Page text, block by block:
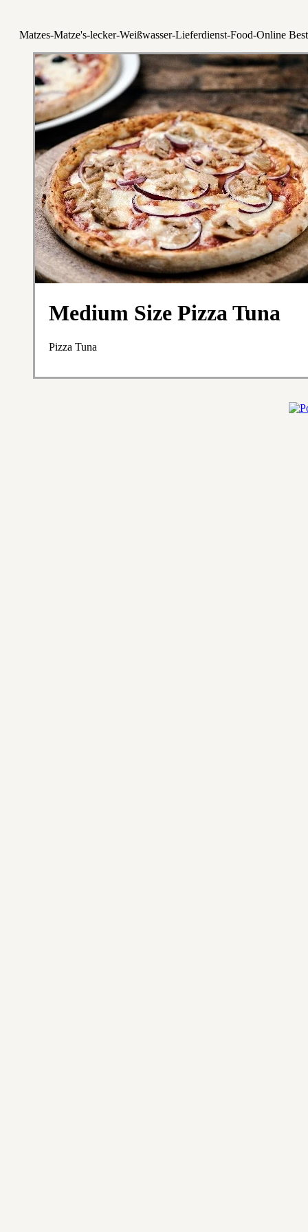
Matzes-Matze's-lecker-Weißwasser-Lieferdienst-Food-Online
Medium Size Pizza Tuna
Pizza Tuna